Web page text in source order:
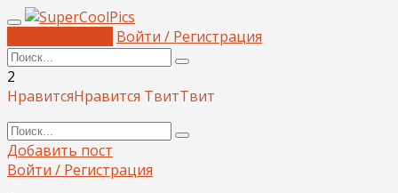
Войти / Регистрация
2
НравитсяНравится ТвитТвит
Добавить пост
Войти / Регистрация